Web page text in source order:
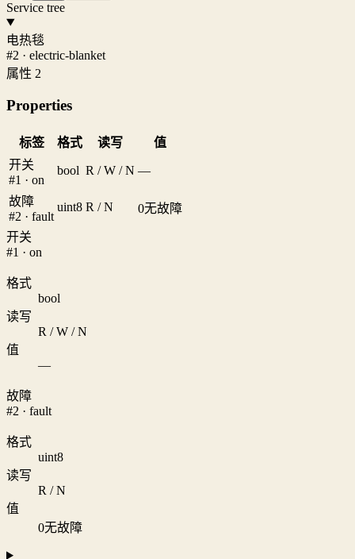
Service tree
电热毯
#2 · electric-blanket
属性 2
Properties
标签 格式 读写
值
开关
#1 · on
bool R / W / N —
故障
#2 · fault
uint8 R / N 0无故障
开关
#1 · on
格式
bool
读写
R / W / N
值
—
故障
#2 · fault
格式
uint8
读写
R / N
值
0无故障